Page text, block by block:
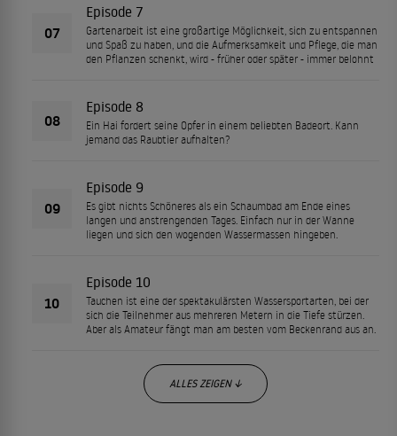
07
Episode 7
Gartenarbeit ist eine großartige Möglichkeit, sich zu entspannen
und Spaß zu haben, und die Aufmerksamkeit und Pflege, die man
den Pflanzen schenkt, wird - früher oder später - immer belohnt
08
Episode 8
Ein Hai fordert seine Opfer in einem beliebten Badeort. Kann
jemand das Raubtier aufhalten?
09
Episode 9
Es gibt nichts Schöneres als ein Schaumbad am Ende eines
langen und anstrengenden Tages. Einfach nur in der Wanne
liegen und sich den wogenden Wassermassen hingeben.
10
Episode 10
Tauchen ist eine der spektakulärsten Wassersportarten, bei der
sich die Teilnehmer aus mehreren Metern in die Tiefe stürzen.
Aber als Amateur fängt man am besten vom Beckenrand aus an.
ALLES ZEIGEN ↓